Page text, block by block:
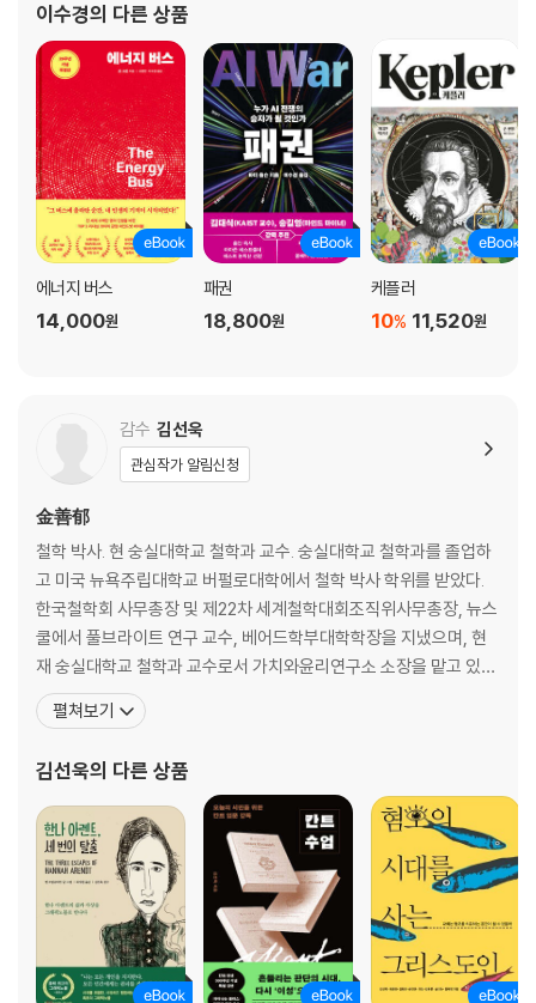
이수경의 다른 상품
에너지 버스
14,000원
패권
18,800원
케플러
11,520원
10%
감수 김선욱
관심작가 알림신청
金善郁
철학 박사. 현 숭실대학교 철학과 교수. 숭실대학교 철학과를 졸업하
고 미국 뉴욕주립대학교 버펄로대학에서 철학 박사 학위를 받았다.
한국철학회 사무총장 및 제22차 세계철학대회조직위사무총장, 뉴스
쿨에서 풀브라이트 연구 교수, 베어드학부대학학장을 지냈으며, 현
재 숭실대학교 철학과 교수로서 가치와윤리연구소 소장을 맡고 있다.
현재의 관심사는 이행기 정의, 용서, 자유, 판단, 그리고 정치와 종교
등이다. 저서로 『정치와 진리』, 『한나 아렌트 정치판단이론』, 『한나
것인가』(공저) 등이 있고, 옮긴 책으로는 한나 아
펼쳐보기
김선욱의 다른 상품